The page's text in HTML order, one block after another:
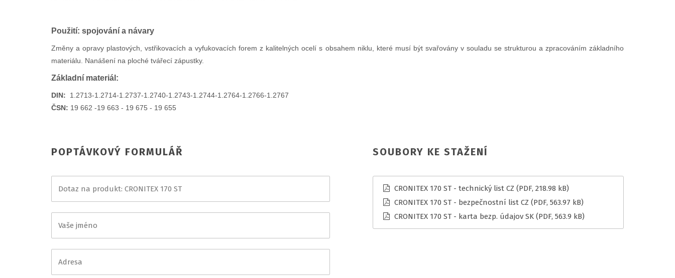
Použití: spojování a návary
Změny a opravy plastových, vstřikovacích a vyfukovacích forem z kalitelných ocelí s obsahem niklu, které musí být svařovány v souladu se strukturou a zpracováním základního
materiálu. Nanášení na ploché tvářecí zápustky.
Základní materiál:
DIN:
1.2713-1.2714-1.2737-1.2740-1.2743-1.2744-1.2764-1.2766-1.2767
ČSN: 19 662 -19 663 - 19 675 - 19 655
SOUBORY KE STAŽENÍ
CRONITEX 170 ST - technický list CZ (PDF, 218.98 kB)
CRONITEX 170 ST - bezpečnostní list CZ (PDF, 563.97 kB)
CRONITEX 170 ST - karta bezp. údajov SK (PDF, 563.9 kB)
POPTÁVKOVÝ FORMULÁŘ